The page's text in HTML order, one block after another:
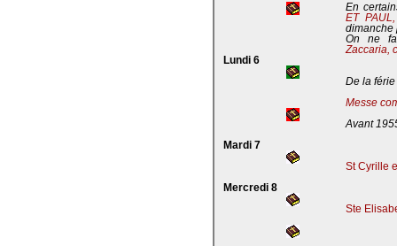
En
ET
dimanche
On ne
Zaccaria,
Lundi 6
De la férie
Messe
Avant
Mardi 7
St Cyrille
Mercredi 8
Ste